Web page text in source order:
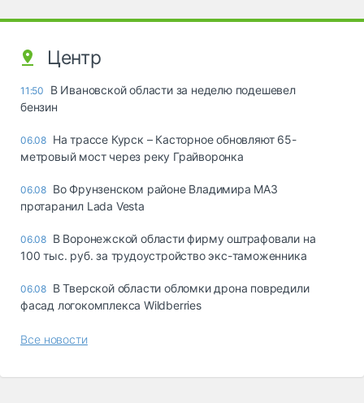
Центр
11:50
В Ивановской области за неделю подешевел
бензин
06.08 На трассе Курск – Касторное обновляют 65-
метровый мост через реку Грайворонка
06.08 Во Фрунзенском районе Владимира МАЗ
протаранил Lada Vesta
06.08 В Воронежской области фирму оштрафовали на
100 тыс. руб. за трудоустройство экс-таможенника
06.08 В Тверской области обломки дрона повредили
фасад логокомплекса Wildberries
Все новости